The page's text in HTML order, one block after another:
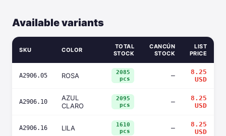
Available variants
SKU COLOR
TOTAL
STOCK
CANCÚN
STOCK
LIST
PRICE
A2906.05 ROSA
2085
pcs
—
8.25
USD
A2906.10
AZUL
CLARO
2095
pcs
—
8.25
USD
A2906.16 LILA
1610
pcs
—
8.25
USD